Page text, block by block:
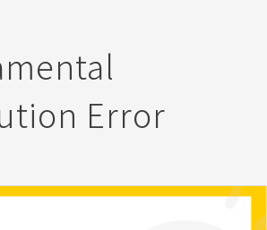
Error